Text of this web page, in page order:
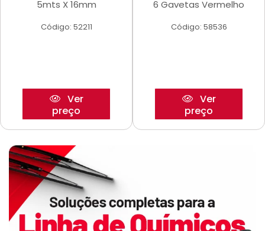
5mts X 16mm
Código: 52211
Ver
preço
6 Gavetas Vermelho
Código: 58536
Ver
preço